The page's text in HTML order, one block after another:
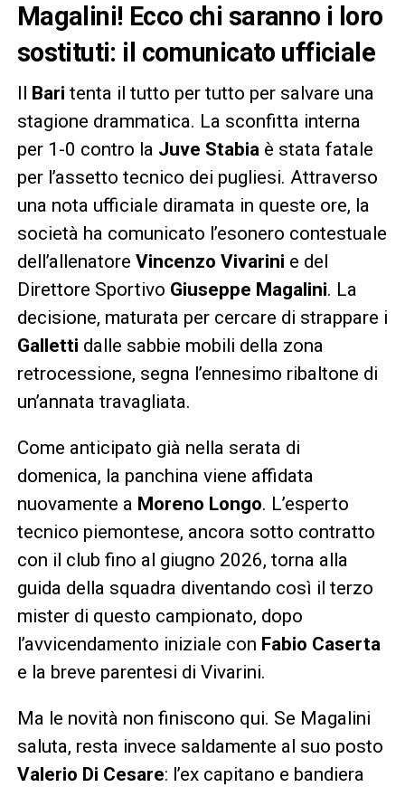
Magalini! Ecco chi saranno i loro
sostituti: il comunicato ufficiale
Il Bari tenta il tutto per tutto per salvare una
stagione drammatica. La sconfitta interna
per 1-0 contro la Juve Stabiaè stata fatale
per l’assetto tecnico dei pugliesi. Attraverso
una nota ufficiale diramata in queste ore, la
società ha comunicato l’esonero contestuale
dell’allenatore Vincenzo Vivarini e del
Direttore Sportivo Giuseppe Magalini. La
decisione, maturata per cercare di strappare i
Galletti dalle sabbie mobili della zona
retrocessione, segna l’ennesimo ribaltone di
un’annata travagliata.
Come anticipato già nella serata di
domenica, la panchina viene affidata
nuovamente a Moreno Longo. L’esperto
tecnico piemontese, ancora sotto contratto
con il club fino al giugno 2026, torna alla
guida della squadra diventando così il terzo
mister di questo campionato, dopo
l’avvicendamento iniziale con Fabio Caserta
e la breve parentesi di Vivarini.
Ma le novità non finiscono qui. Se Magalini
saluta, resta invece saldamente al suo posto
Valerio Di Cesare: l’ex capitano e bandiera